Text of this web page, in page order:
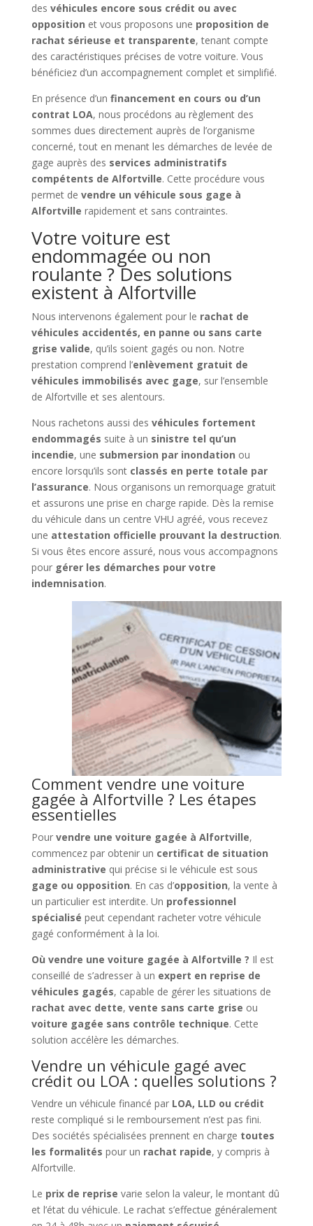
des véhicules encore sous crédit ou avec
opposition et vous proposons une proposition de
rachat sérieuse et transparente, tenant compte
des caractéristiques précises de votre voiture. Vous
bénéficiez d’un accompagnement complet et simplifié.
En présence d’un financement en cours ou d’un
contrat LOA, nous procédons au règlement des
sommes dues directement auprès de l’organisme
concerné, tout en menant les démarches de levée de
gage auprès des services administratifs
compétents de Alfortville. Cette procédure vous
permet de vendre un véhicule sous gage à
Alfortville rapidement et sans contraintes.
Votre voiture est
endommagée ou non
roulante ? Des solutions
existent à Alfortville
Nous intervenons également pour le rachat de
véhicules accidentés, en panne ou sans carte
grise valide, qu’ils soient gagés ou non. Notre
prestation comprend l’enlèvement gratuit de
véhicules immobilisés avec gage, sur l’ensemble
de Alfortville et ses alentours.
Nous rachetons aussi des véhicules fortement
endommagés suite à un sinistre tel qu’un
incendie, une submersion par inondation ou
encore lorsqu’ils sont classés en perte totale par
l’assurance. Nous organisons un remorquage gratuit
et assurons une prise en charge rapide. Dès la remise
du véhicule dans un centre VHU agréé, vous recevez
une attestation officielle prouvant la destruction.
Si vous êtes encore assuré, nous vous accompagnons
pour gérer les démarches pour votre
indemnisation.
Comment vendre une voiture
gagée à Alfortville ? Les étapes
essentielles
Pour vendre une voiture gagée à Alfortville,
commencez par obtenir un certificat de situation
administrative qui précise si le véhicule est sous
gage ou opposition. En cas d’opposition, la vente à
un particulier est interdite. Un professionnel
spécialisé peut cependant racheter votre véhicule
gagé conformément à la loi.
Où vendre une voiture gagée à Alfortville ? Il est
conseillé de s’adresser à un expert en reprise de
véhicules gagés, capable de gérer les situations de
rachat avec dette, vente sans carte grise ou
voiture gagée sans contrôle technique. Cette
solution accélère les démarches.
Vendre un véhicule gagé avec
crédit ou LOA : quelles solutions ?
Vendre un véhicule financé par LOA, LLD ou crédit
reste compliqué si le remboursement n’est pas fini.
Des sociétés spécialisées prennent en charge toutes
les formalités pour un rachat rapide, y compris à
Alfortville.
Le prix de reprise varie selon la valeur, le montant dû
et l’état du véhicule. Le rachat s’effectue généralement